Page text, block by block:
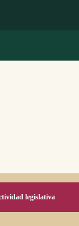
legislativa